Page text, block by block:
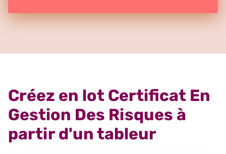
Créez en lot Certificat En
Gestion Des Risques à
partir d'un tableur